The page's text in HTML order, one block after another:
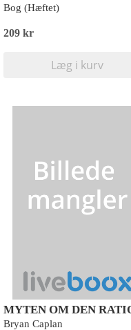
Bog (Hæftet)
209 kr
Læg i kurv
Bryan Caplan